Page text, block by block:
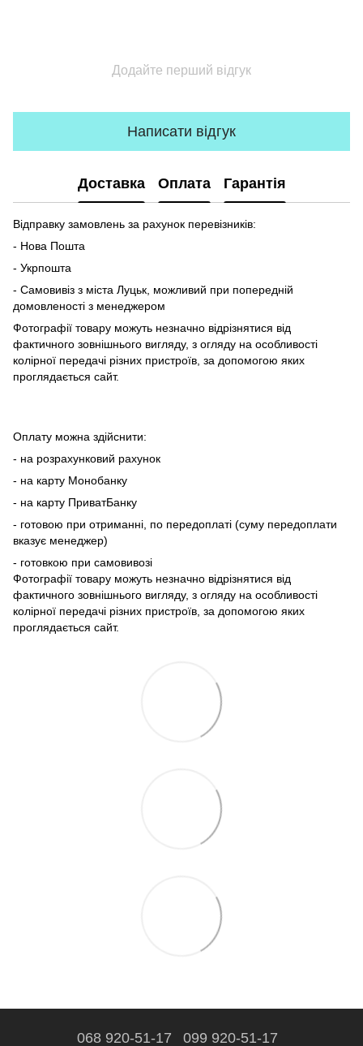
Додайте перший відгук
Написати відгук
Доставка Оплата Гарантія
Відправку замовлень за рахунок перевізників:
- Нова Пошта
- Укрпошта
- Самовивіз з міста Луцьк, можливий при попередній
домовленості з менеджером
Фотографії товару можуть незначно відрізнятися від
фактичного зовнішнього вигляду, з огляду на особливості
колірної передачі різних пристроїв, за допомогою яких
проглядається сайт.
Оплату можна здійснити:
- на розрахунковий рахунок
- на карту Монобанку
- на карту ПриватБанку
- готовою при отриманні, по передоплаті (суму передоплати
вказує менеджер)
- готовкою при самовивозі
Фотографії товару можуть незначно відрізнятися від
фактичного зовнішнього вигляду, з огляду на особливості
колірної передачі різних пристроїв, за допомогою яких
проглядається сайт.
068 920-51-17 099 920-51-17